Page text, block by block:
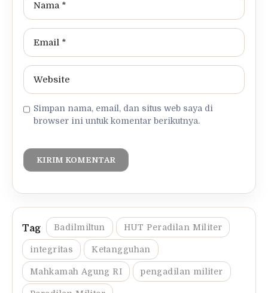
Simpan nama, email, dan situs web saya di
browser ini untuk komentar berikutnya.
Badilmiltun HUT Peradilan Militer
integritas Ketangguhan
Mahkamah Agung RI pengadilan militer